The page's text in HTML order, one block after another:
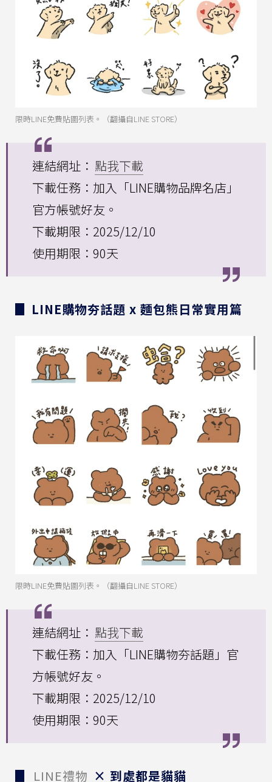
限時LINE免費貼圖列表。（翻攝自LINE STORE）
連結網址： 點我下載
下載任務：加入「LINE購物品牌名店」
官方帳號好友。
下載期限：2025/12/10
使用期限：90天
▊ LINE購物夯話題 x 麵包熊日常實用篇
限時LINE免費貼圖列表。（翻攝自LINE STORE）
連結網址： 點我下載
下載任務：加入「LINE購物夯話題」官
方帳號好友。
下載期限：2025/12/10
使用期限：90天
▊ LINE禮物 × 到處都是貓貓